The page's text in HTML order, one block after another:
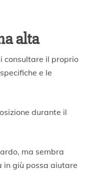
alta
consultare il proprio
e le
durante il
ma sembra
in giù possa aiutare